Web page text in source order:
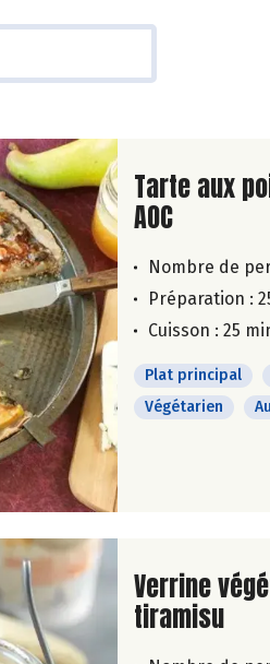
Lire la
Tarte aux
AOC
Nombre de
Préparation :
Cuisson : 25
Plat principal
Végétarien
Lire la suite
Verrine
tiramisu